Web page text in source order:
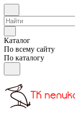
Каталог
По всему сайту
По каталогу